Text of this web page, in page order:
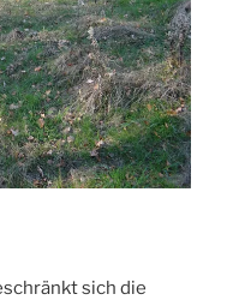
sich die